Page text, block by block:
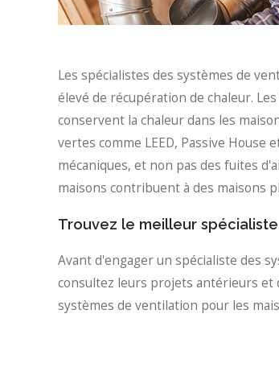
Les spécialistes des systèmes de
élevé de récupération de chaleur.
conservent la chaleur dans les
vertes comme LEED, Passive
mécaniques, et non pas des fuites
maisons contribuent à des maisons
Trouvez le meilleur
Avant d'engager un spécialiste des
consultez leurs projets antérieurs et
systèmes de ventilation pour les